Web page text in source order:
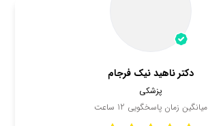
دکتر ناهید نیک فرجام
پزشکی
میانگین زمان پاسخگویی 12 ساعت